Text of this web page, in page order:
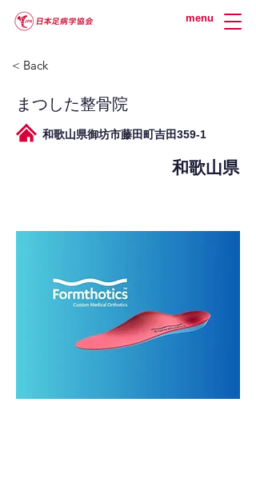
menu
< Back
まつした整骨院
和歌山県御坊市藤田町吉田359-1
和歌山県